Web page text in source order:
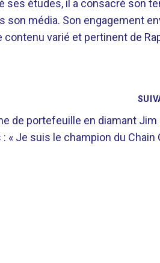
ses études, il a consacré son
son média. Son engagement
varié et pertinent de
de portefeuille en diamant Jim
: « Je suis le champion du Chain